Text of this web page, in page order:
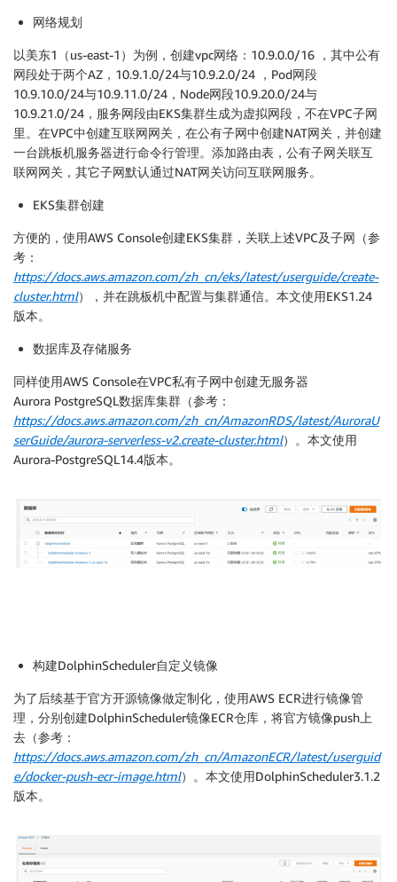
网络规划
以美东1（us-east-1）为例，创建vpc网络：10.9.0.0/16 ，其中公有
网段处于两个AZ，10.9.1.0/24与10.9.2.0/24 ，Pod网段
10.9.10.0/24与10.9.11.0/24，Node网段10.9.20.0/24与
10.9.21.0/24，服务网段由EKS集群生成为虚拟网段，不在VPC子网
里。在VPC中创建互联网网关，在公有子网中创建NAT网关，并创建
一台跳板机服务器进行命令行管理。添加路由表，公有子网关联互
联网网关，其它子网默认通过NAT网关访问互联网服务。
EKS集群创建
方便的，使用AWS Console创建EKS集群，关联上述VPC及子网（参
考：
https://docs.aws.amazon.com/zh_cn/eks/latest/userguide/create-
cluster.html），并在跳板机中配置与集群通信。本文使用EKS1.24
版本。
数据库及存储服务
同样使用AWS Console在VPC私有子网中创建无服务器
Aurora PostgreSQL数据库集群（参考：
https://docs.aws.amazon.com/zh_cn/AmazonRDS/latest/AuroraU
serGuide/aurora-serverless-v2.create-cluster.html）。本文使用
Aurora-PostgreSQL14.4版本。
构建DolphinScheduler自定义镜像
为了后续基于官方开源镜像做定制化，使用AWS ECR进行镜像管
理，分别创建DolphinScheduler镜像ECR仓库，将官方镜像push上
去（参考：
https://docs.aws.amazon.com/zh_cn/AmazonECR/latest/userguid
e/docker-push-ecr-image.html）。本文使用DolphinScheduler3.1.2
版本。